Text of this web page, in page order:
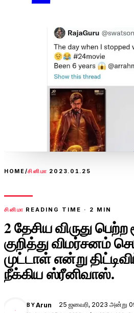
HOME/சினிமா 2023.01.25
சினிமா READING TIME · 2 MIN
2 தேசிய விருது
குறித்து விமர்சனம்
முட்டாள் என்று
நீக்கிய ஸ்ரீனிவாஸ்.
A
BYArun 25 ஜனவரி, 2023 அன்று